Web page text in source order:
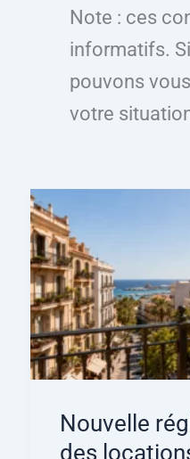
Note : ces
informatifs.
pouvons
votre
Nouvelle
des